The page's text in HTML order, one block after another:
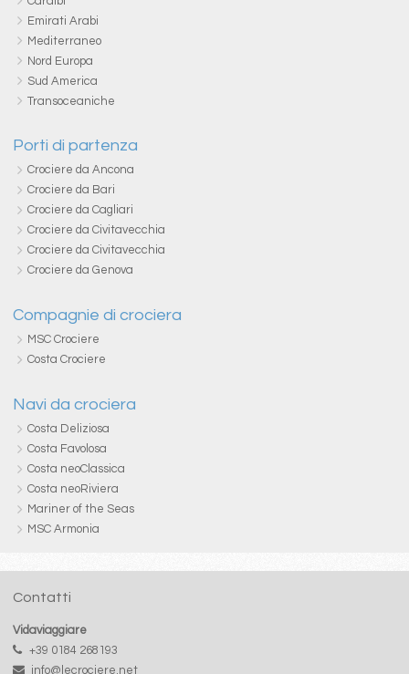
Emirati Arabi
Mediterraneo
Nord Europa
Sud America
Transoceaniche
Porti di partenza
Crociere da Ancona
Crociere da Bari
Crociere da Cagliari
Crociere da Civitavecchia
Crociere da Civitavecchia
Crociere da Genova
Compagnie di crociera
MSC Crociere
Costa Crociere
Navi da crociera
Costa Deliziosa
Costa Favolosa
Costa neoClassica
Costa neoRiviera
Mariner of the Seas
MSC Armonia
Contatti
Vidaviaggiare
+39 0184 268193
info@lecrociere.net